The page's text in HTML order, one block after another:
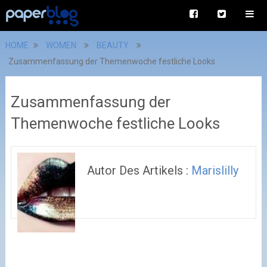
HOME WOMEN
BEAUTY
Zusammenfassung der Themenwoche festliche Looks
Zusammenfassung der
Themenwoche festliche Looks
Autor Des Artikels : Marislilly